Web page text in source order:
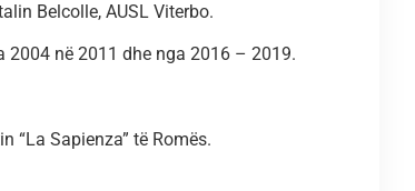
Belcolle, AUSL Viterbo.
2004 në 2011 dhe nga 2016 – 2019.
“La Sapienza” të Romës.